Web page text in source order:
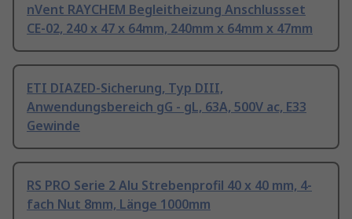
nVent RAYCHEM Begleitheizung Anschlussset
CE-02, 240 x 47 x 64mm, 240mm x 64mm x 47mm
ETI DIAZED-Sicherung, Typ DIII,
Anwendungsbereich gG - gL, 63A, 500V ac, E33
Gewinde
RS PRO Serie 2 Alu Strebenprofil 40 x 40 mm, 4-
fach Nut 8mm, Länge 1000mm